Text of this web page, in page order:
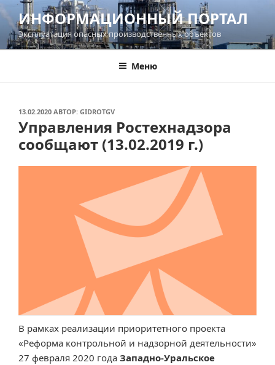
Перейти
содержимому
ИНФОРМАЦИОННЫЙ ПОРТАЛ
Эксплуатация опасных производственных объектов
Меню
ОПУБЛИКОВАНО
13.02.2020 АВТОР: GIDROTGV
Управления Ростехнадзора
сообщают (13.02.2019 г.)
В рамках реализации приоритетного проекта
«Реформа контрольной и надзорной деятельности»
27 февраля 2020 года Западно-Уральское